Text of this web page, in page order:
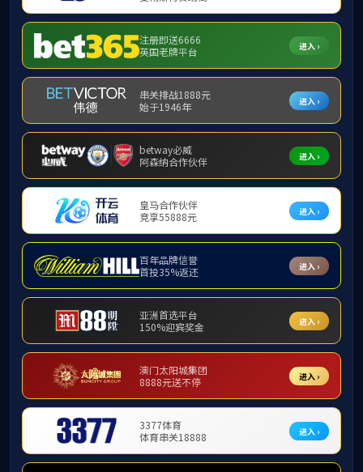
广州地铁4、5、6号线
发布日期：2020-07-06 作者： 来源： 点击量：9977 分享
到：
广州地铁4、5、6号线（接触轨产品）
上一条：深圳地铁3号线